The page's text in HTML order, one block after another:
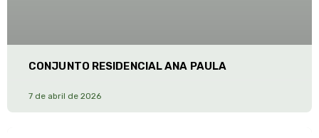
CONJUNTO RESIDENCIAL ANA PAULA
7 de abril de 2026